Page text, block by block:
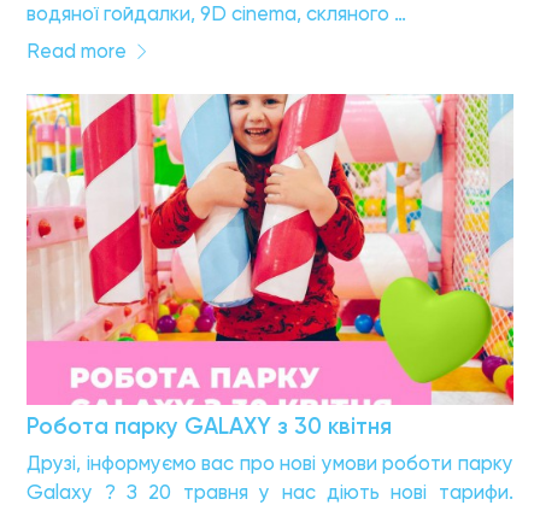
водяної гойдалки, 9D cinema, скляного …
Read more
Робота парку GALAXY з 30 квітня
Друзі, інформуємо вас про нові умови роботи парку
Galaxy ? З 20 травня у нас діють нові тарифи.